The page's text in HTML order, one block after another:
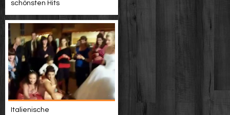
schönsten Hits
Italienische